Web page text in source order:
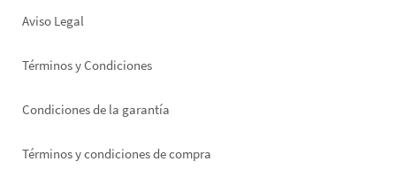
Aviso Legal
Términos y Condiciones
Condiciones de la garantía
Términos y condiciones de compra